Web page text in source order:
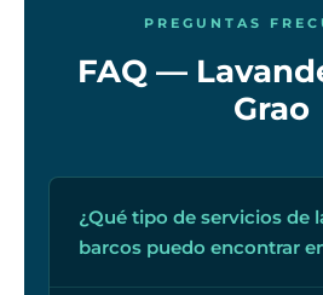
PREGUNTAS
FAQ —
Grao
¿Qué tipo de servicios de
barcos puedo encontrar